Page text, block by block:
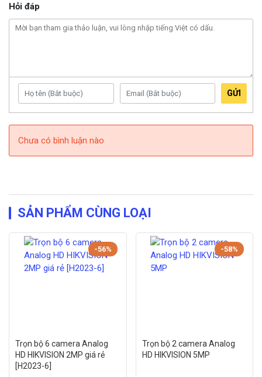
Hỏi đáp
GỬI
Chưa có bình luận nào
SẢN PHẨM CÙNG LOẠI
-56%
Trọn bộ 6 camera Analog
HD HIKVISION 2MP giá rẻ
[H2023-6]
-58%
Trọn bộ 2 camera Analog
HD HIKVISION 5MP